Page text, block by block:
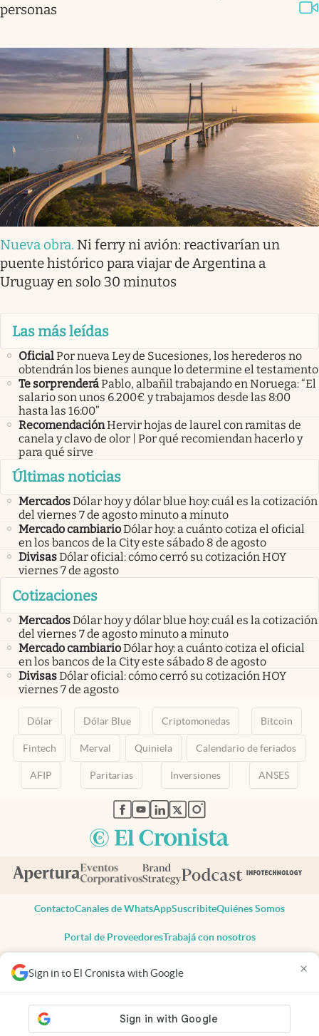
Sign in to El Cronista with Google ×
personas
Nueva obra. Ni ferry ni avión: reactivarían un
puente histórico para viajar de Argentina a
Uruguay en solo 30 minutos
Las más leídas
OficialPor nueva Ley de Sucesiones, los herederos no
obtendrán los bienes aunque lo determine el testamento
Te sorprenderáPablo, albañil trabajando en Noruega: “El
salario son unos 6.200€ y trabajamos desde las 8:00
hasta las 16:00”
RecomendaciónHervir hojas de laurel con ramitas de
canela y clavo de olor | Por qué recomiendan hacerlo y
para qué sirve
Últimas noticias
MercadosDólar hoy y dólar blue hoy: cuál es la cotización
del viernes 7 de agosto minuto a minuto
Mercado cambiarioDólar hoy: a cuánto cotiza el oficial
en los bancos de la City este sábado 8 de agosto
DivisasDólar oficial: cómo cerró su cotización HOY
viernes 7 de agosto
Cotizaciones
MercadosDólar hoy y dólar blue hoy: cuál es la cotización
del viernes 7 de agosto minuto a minuto
Mercado cambiarioDólar hoy: a cuánto cotiza el oficial
en los bancos de la City este sábado 8 de agosto
DivisasDólar oficial: cómo cerró su cotización HOY
viernes 7 de agosto
Dólar Dólar Blue Criptomonedas Bitcoin
Fintech Merval Quiniela Calendario de feriados
AFIP Paritarias Inversiones ANSES
abre en nueva pestaña
abre en nueva pestaña
abre en nueva pestaña
abre en nueva pestaña
abre en nueva pestaña
ContactoCanales de WhatsAppSuscribiteQuiénes Somos
Portal de ProveedoresTrabajá con nosotros
Todos los derechos reservados
Privacidad
Consentimiento